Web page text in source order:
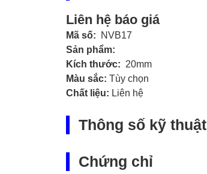
Liên hệ báo giá
Mã số:
NVB17
Sản phẩm:
Kích thước: 20mm
Màu sắc: Tùy chọn
Chất liệu: Liên hệ
Thông số kỹ thuật
Chứng chỉ